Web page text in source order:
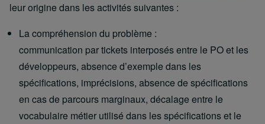
leur origine dans les activités suivantes :
La compréhension du problème :
communication par tickets interposés entre le PO et les
développeurs, absence d’exemple dans les
spécifications, imprécisions, absence de spécifications
en cas de parcours marginaux, décalage entre le
vocabulaire métier utilisé dans les spécifications et le